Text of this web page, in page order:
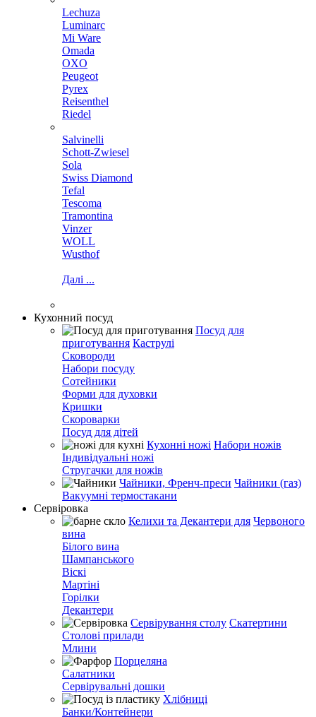
Lechuza
Luminarc
Mi Ware
Omada
OXO
Peugeot
Pyrex
Reisenthel
Riedel
Salvinelli
Schott-Zwiesel
Sola
Swiss Diamond
Tefal
Tescoma
Tramontina
Vinzer
WOLL
Wusthof
Далі ...
Кухонний посуд
Посуд для
приготування Каструлі
Сковороди
Набори посуду
Сотейники
Форми для духовки
Кришки
Скороварки
Посуд для дітей
Кухонні ножі Набори ножів
Індивідуальні ножі
Стругачки для ножів
Чайники, Френч-преси Чайники (газ)
Вакуумні термостакани
Сервіровка
Келихи та Декантери для Червоного
вина
Білого вина
Шампанського
Віскі
Мартіні
Горілки
Декантери
Сервірування столу Скатертини
Столові прилади
Млини
Порцеляна
Салатники
Сервірувальні дошки
Хлібниці
Банки/Контейнери